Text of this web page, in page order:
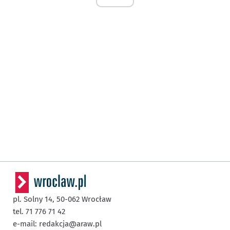
pl. Solny 14, 50-062 Wrocław
tel. 71 776 71 42
e-mail: redakcja@araw.pl